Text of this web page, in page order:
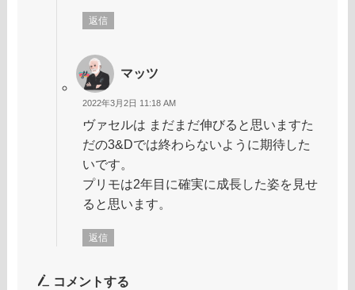
返信
マッツ
2022年3月2日 11:18 AM
ヴァセルは まだまだ伸びると思いますた
だの3&Dでは終わらないように期待した
いです。
プリモは2年目に確実に成長した姿を見せ
ると思います。
返信
コメントする